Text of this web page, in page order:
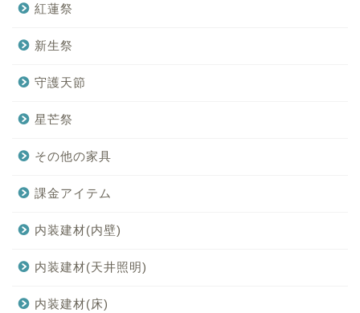
紅蓮祭
新生祭
守護天節
星芒祭
その他の家具
課金アイテム
内装建材(内壁)
内装建材(天井照明)
内装建材(床)